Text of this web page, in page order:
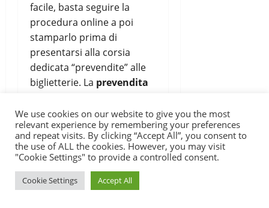
facile, basta seguire la
procedura online a poi
stamparlo prima di
presentarsi alla corsia
dedicata “prevendite” alle
biglietterie. La prevendita
(www.liveticket.it/ucimtbworldcupvaldisole)
è aperta sino a mercoledì
23 agosto alle ore 12; a
partire dal giorno
successivo saranno aperti
gli sportelli della biglietteria
We use cookies on our website to give you the most
relevant experience by remembering your preferences
and repeat visits. By clicking “Accept All”, you consent to
the use of ALL the cookies. However, you may visit
"Cookie Settings" to provide a controlled consent.
Cookie Settings Accept All